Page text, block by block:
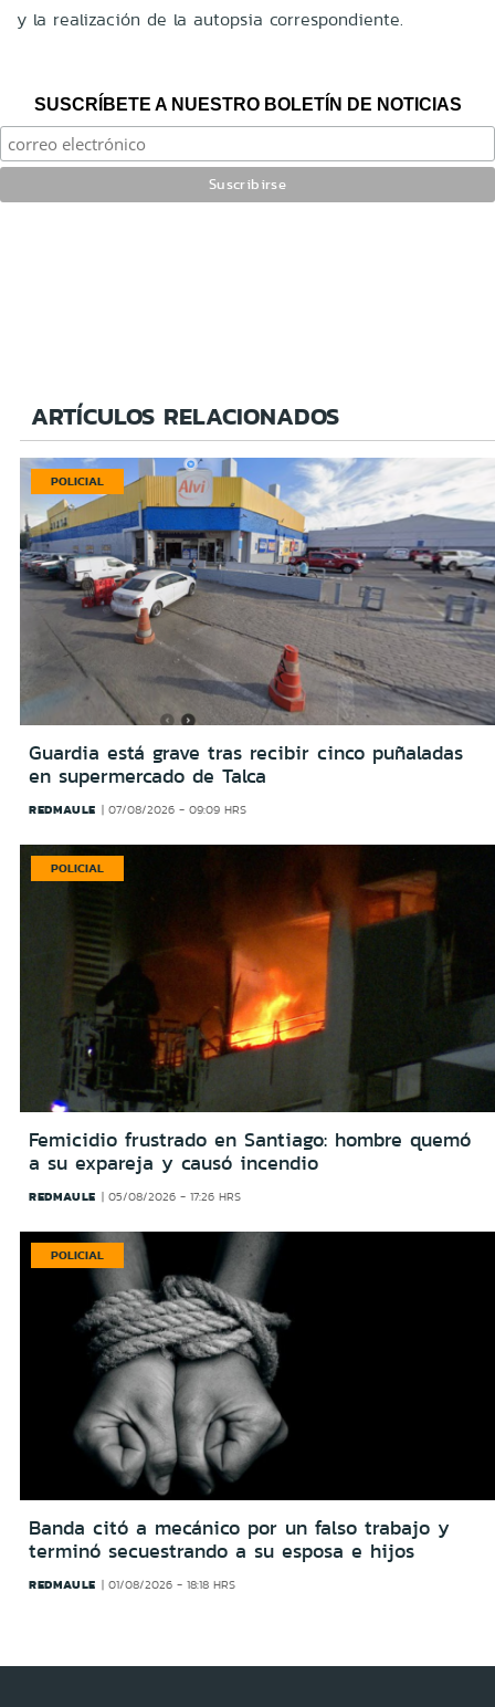
y la realización de la autopsia correspondiente.
SUSCRÍBETE A NUESTRO BOLETÍN DE NOTICIAS
ARTÍCULOS RELACIONADOS
POLICIAL
Guardia está grave tras recibir cinco puñaladas
en supermercado de Talca
REDMAULE 07/08/2026 - 09:09 HRS
POLICIAL
Femicidio frustrado en Santiago: hombre quemó
a su expareja y causó incendio
REDMAULE 05/08/2026 - 17:26 HRS
POLICIAL
Banda citó a mecánico por un falso trabajo y
terminó secuestrando a su esposa e hijos
REDMAULE 01/08/2026 - 18:18 HRS